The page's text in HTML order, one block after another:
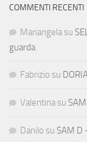
COMMENTI RECENTI
Mariangela su
guarda
Fabrizio su
Valentina su
Danilo su SAM D